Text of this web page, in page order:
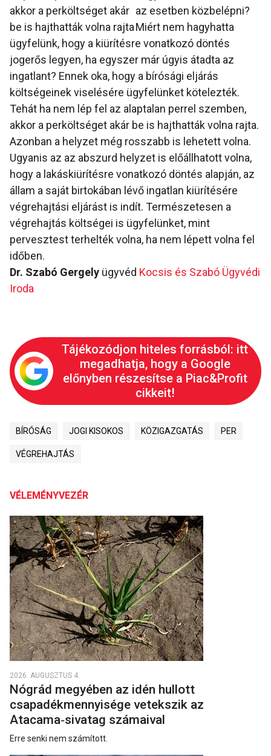
akkor a perköltséget akár
be is hajthatták volna rajta
az esetben közbelépni?
Miért nem hagyhatta
ügyfelünk, hogy a kiürítésre vonatkozó döntés
jogerős legyen, ha egyszer már úgyis átadta az
ingatlant? Ennek oka, hogy a bírósági eljárás
költségeinek viselésére ügyfelünket kötelezték.
Tehát ha nem lép fel az alaptalan perrel szemben,
akkor a perköltséget akár be is hajthatták volna rajta.
Azonban a helyzet még rosszabb is lehetett volna.
Ugyanis az az abszurd helyzet is előállhatott volna,
hogy a lakáskiürítésre vonatkozó döntés alapján, az
állam a saját birtokában lévő ingatlan kiürítésére
végrehajtási eljárást is indít. Természetesen a
végrehajtás költségei is ügyfelünket, mint
pervesztest terhelték volna, ha nem lépett volna fel
időben.
Dr. Szabó Gergely ügyvéd Kocsis és Szabó Ügyvédi
Iroda
Tájékozódjon hiteles forrásból: itt
megadhatja, hogy a Google
előnyben részesítse a Piac&Profit
cikkeit!
BÍRÓSÁG JOGI KISOKOS KÖZIGAZGATÁS PER
VÉGREHAJTÁS
VÉLEMÉNYVEZÉR
2026. AUGUSZTUS 4.
Nógrád megyében az idén hullott
csapadékmennyisége vetekszik az
Atacama‑sivatag számaival
Erre senki nem számított.